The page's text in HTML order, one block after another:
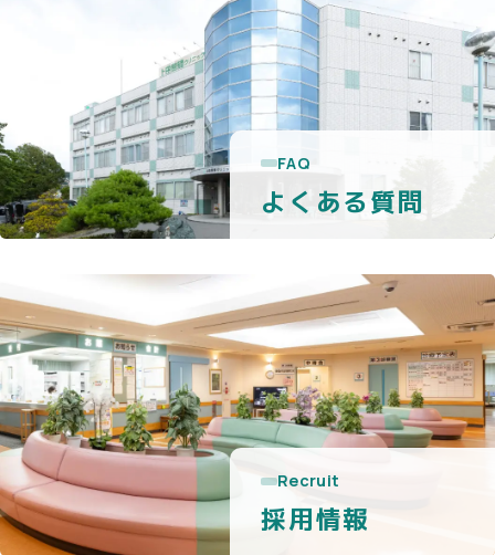
FAQ
よくある質問
Recruit
採用情報